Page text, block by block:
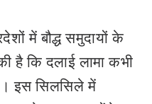
में बौद्ध समुदायों के
है कि दलाई लामा कभी
इस सिलसिले में